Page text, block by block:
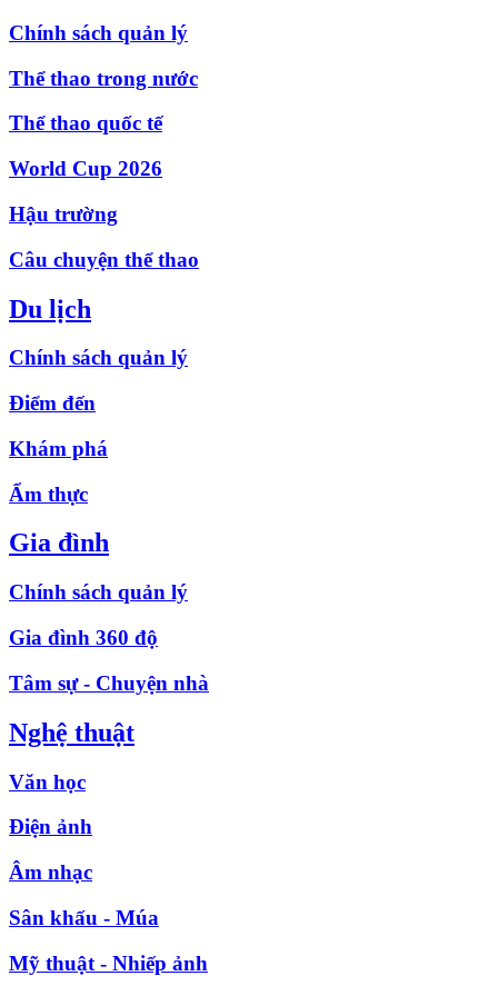
Chính sách quản lý
Thể thao trong nước
Thể thao quốc tế
World Cup 2026
Hậu trường
Câu chuyện thể thao
Du lịch
Chính sách quản lý
Điểm đến
Khám phá
Ẩm thực
Gia đình
Chính sách quản lý
Gia đình 360 độ
Tâm sự - Chuyện nhà
Nghệ thuật
Văn học
Điện ảnh
Âm nhạc
Sân khấu - Múa
Mỹ thuật - Nhiếp ảnh